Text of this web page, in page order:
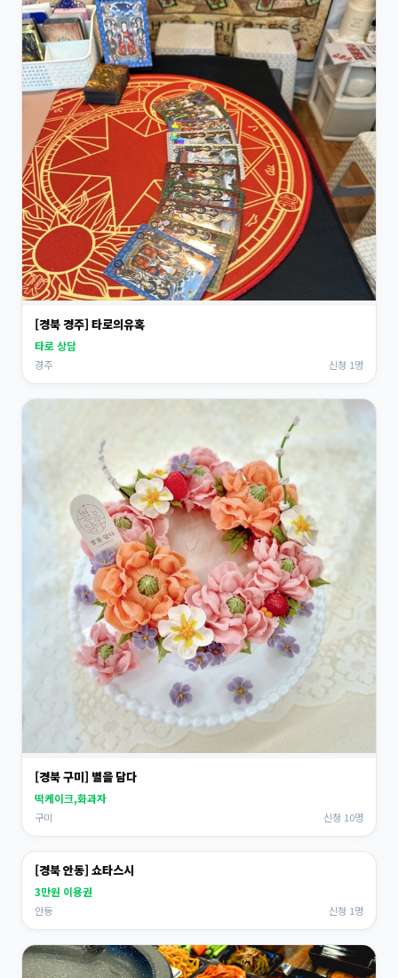
[경북 경주] 타로의유혹
타로 상담
경주 신청 1명
[경북 구미] 별을 담다
떡케이크,화과자
구미 신청 10명
[경북 안동] 쇼타스시
3만원 이용권
안동 신청 1명